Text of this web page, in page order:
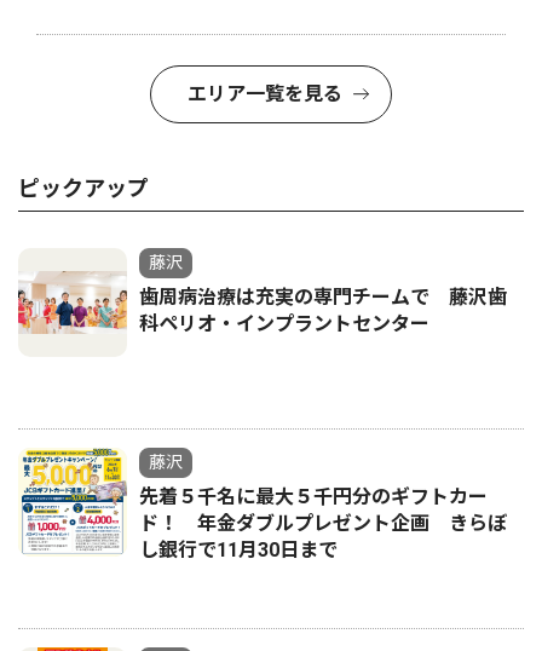
エリア一覧を見る
ピックアップ
藤沢
歯周病治療は充実の専門チームで 藤沢歯
科ペリオ・インプラントセンター
藤沢
先着５千名に最大５千円分のギフトカー
ド！ 年金ダブルプレゼント企画 きらぼ
し銀行で11月30日まで